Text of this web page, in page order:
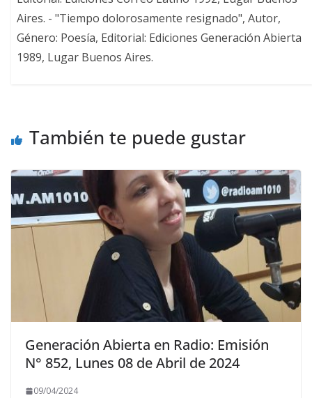
Aires. - "Tiempo dolorosamente resignado", Autor,
Género: Poesía, Editorial: Ediciones Generación Abierta
1989, Lugar Buenos Aires.
También te puede gustar
Generación Abierta en Radio: Emisión
N° 852, Lunes 08 de Abril de 2024
09/04/2024